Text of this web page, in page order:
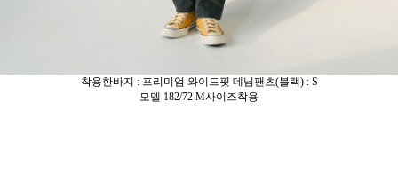
착용한바지 : 프리미엄 와이드핏 데님팬츠(블랙) : S
모델 182/72 M사이즈착용